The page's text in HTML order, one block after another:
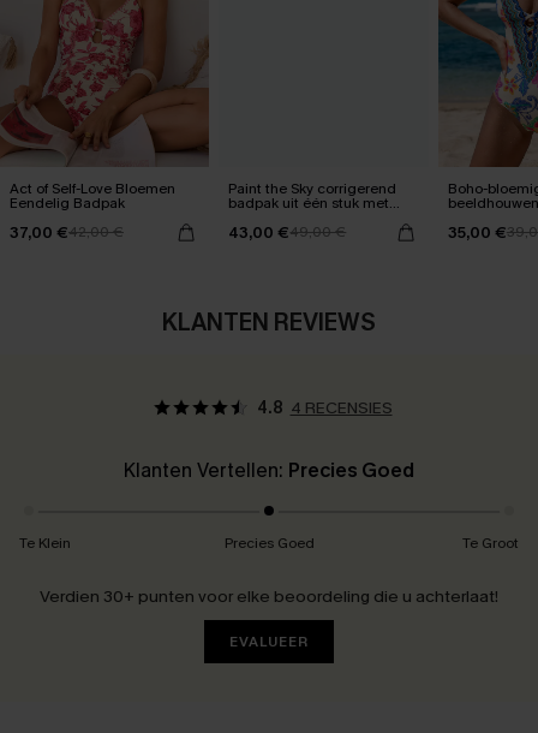
Act of Self-Love Bloemen
Eendelig Badpak
37,00 €42,00 €
Paint the Sky corrigerend
badpak uit één stuk met
43,00 €49,00 €
Boho-
35,00 €
KLANTEN REVIEWS
4.8 4 RECENSIES
Klanten Vertellen: Precies Goed
Te Klein Precies Goed Te Groot
Verdien 30+ punten voor elke beoordeling die u achterlaat!
EVALUEER